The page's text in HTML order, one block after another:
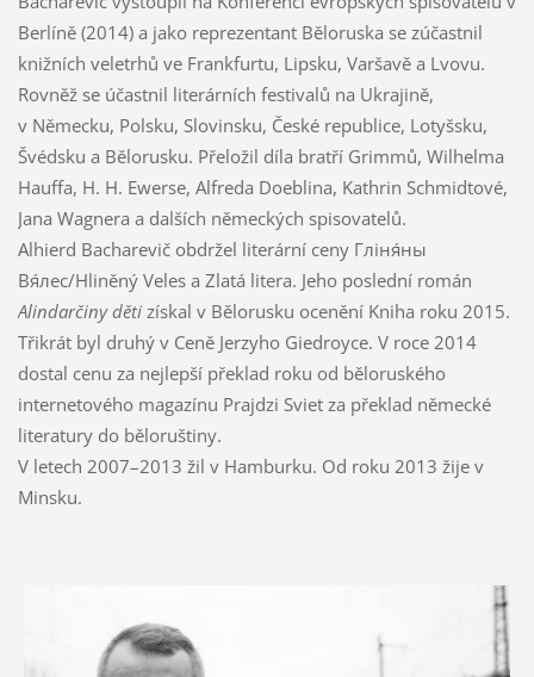
Berlíně (2014) a jako reprezentant Běloruska se zúčastnil
knižních veletrhů ve Frankfurtu, Lipsku, Varšavě a Lvovu.
Rovněž se účastnil literárních festivalů na Ukrajině,
v Německu, Polsku, Slovinsku, České republice, Lotyšsku,
Švédsku a Bělorusku. Přeložil díla bratří Grimmů, Wilhelma
Hauffa, H. H. Ewerse, Alfreda Doeblina, Kathrin Schmidtové,
Jana Wagnera a dalších německých spisovatelů.
Alhierd Bacharevič obdržel literární ceny Гліня́ны
Вя́лес/Hliněný Veles a Zlatá litera. Jeho poslední román
Alindarčiny děti získal v Bělorusku ocenění Kniha roku 2015.
Třikrát byl druhý v Ceně Jerzyho Giedroyce. V roce 2014
dostal cenu za nejlepší překlad roku od běloruského
internetového magazínu Prajdzi Sviet za překlad německé
literatury do běloruštiny.
V letech 2007–2013 žil v Hamburku. Od roku 2013 žije v
Minsku.